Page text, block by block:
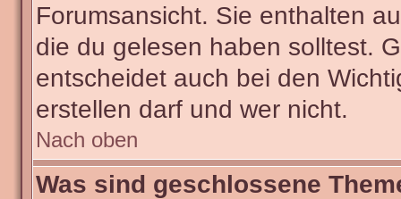
Forumsansicht. Sie enthalten
die du gelesen haben solltest.
entscheidet auch bei den
erstellen darf und wer nicht.
Nach oben
Was sind geschlossene